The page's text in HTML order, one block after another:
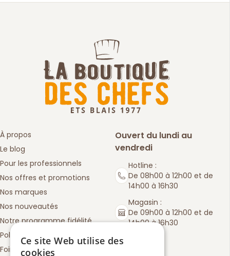
À propos
Le blog
Pour les professionnels
Nos offres et promotions
Nos marques
Nos nouveautés
Notre programme fidélité
Politique de retours
Foire aux questions
Ouvert du lundi au
vendredi
Hotline :
De 08h00 à 12h00 et de
14h00 à 16h30
Magasin :
De 09h00 à 12h00 et de
14h00 à 16h30
Ce site Web utilise des
cookies